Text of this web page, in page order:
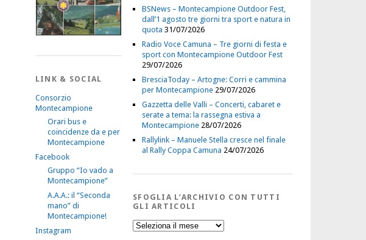
LINK & SOCIAL
Consorzio
Montecampione
Orari bus e
coincidenze da e per
Montecampione
Facebook
Gruppo “Io vado a
Montecampione”
A.A.A.: il “Seconda
mano” di
Montecampione!
Instagram
BSNews – Montecampione Outdoor Fest,
dall’1 agosto tre giorni tra sport e natura in
quota 31/07/2026
Radio Voce Camuna – Tre giorni di festa e
sport con Montecampione Outdoor Fest
29/07/2026
BresciaToday – Artogne: Corri e cammina
per Montecampione 29/07/2026
Gazzetta delle Valli – Concerti, cabaret e
serate a tema: la rassegna estiva a
Montecampione 28/07/2026
Rallylink – Manuele Stella cresce nel finale
al Rally Coppa Camuna 24/07/2026
SFOGLIA L’ARCHIVIO CON TUTTI
GLI ARTICOLI
Sfoglia
l’Archivio